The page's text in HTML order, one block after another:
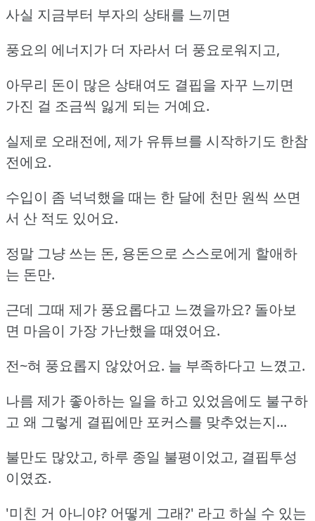
사실 지금부터 부자의 상태를 느끼면
풍요의 에너지가 더 자라서 더 풍요로워지고,
아무리 돈이 많은 상태여도 결핍을 자꾸 느끼면
가진 걸 조금씩 잃게 되는 거예요.
실제로 오래전에, 제가 유튜브를 시작하기도 한참
전에요.
수입이 좀 넉넉했을 때는 한 달에 천만 원씩 쓰면
서 산 적도 있어요.
정말 그냥 쓰는 돈, 용돈으로 스스로에게 할애하
는 돈만.
근데 그때 제가 풍요롭다고 느꼈을까요? 돌아보
면 마음이 가장 가난했을 때였어요.
전~혀 풍요롭지 않았어요. 늘 부족하다고 느꼈고.
나름 제가 좋아하는 일을 하고 있었음에도 불구하
고 왜 그렇게 결핍에만 포커스를 맞추었는지...
불만도 많았고, 하루 종일 불평이었고, 결핍투성
이였죠.
'미친 거 아니야? 어떻게 그래?' 라고 하실 수 있는